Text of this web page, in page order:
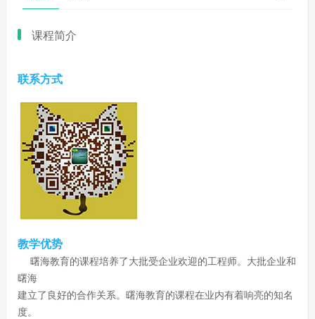
课程简介
联系方式
教学优势
曙海教育的课程培养了大批受企业欢迎的工程师。大批企业和
曙海
建立了良好的合作关系。曙海教育的课程在业内有着响亮的知名
度。